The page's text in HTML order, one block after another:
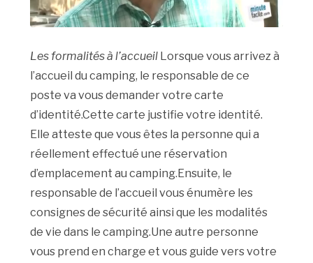
Les formalités à l’accueil Lorsque vous arrivez à
l’accueil du camping, le responsable de ce
poste va vous demander votre carte
d’identité.Cette carte justifie votre identité.
Elle atteste que vous êtes la personne qui a
réellement effectué une réservation
d’emplacement au camping.Ensuite, le
responsable de l’accueil vous énumère les
consignes de sécurité ainsi que les modalités
de vie dans le camping.Une autre personne
vous prend en charge et vous guide vers votre